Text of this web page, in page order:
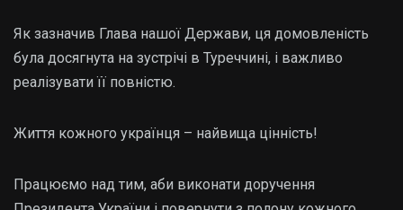
Як зазначив Глава нашої Держави, ця домовленість
була досягнута на зустрічі в Туреччині, і важливо
реалізувати її повністю.
Життя кожного українця – найвища цінність!
Працюємо над тим, аби виконати доручення